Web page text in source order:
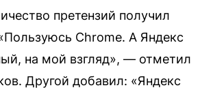
претензий получил
Chrome. А Яндекс
на мой взгляд», — отметил
Другой добавил: «Яндекс